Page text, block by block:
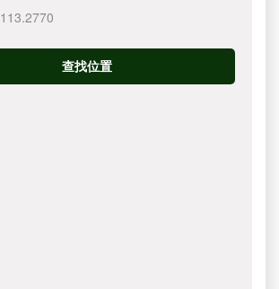
113.2770
查找位置